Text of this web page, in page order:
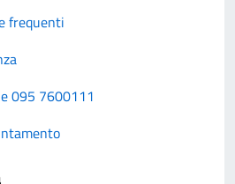
frequenti
095 7600111